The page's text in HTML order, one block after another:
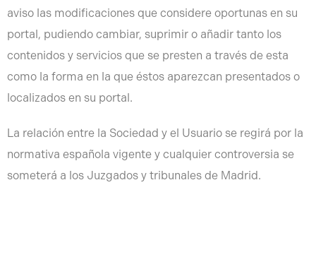
aviso las modificaciones que considere oportunas en su
portal, pudiendo cambiar, suprimir o añadir tanto los
contenidos y servicios que se presten a través de esta
como la forma en la que éstos aparezcan presentados o
localizados en su portal.
La relación entre la Sociedad y el Usuario se regirá por la
normativa española vigente y cualquier controversia se
someterá a los Juzgados y tribunales de Madrid.